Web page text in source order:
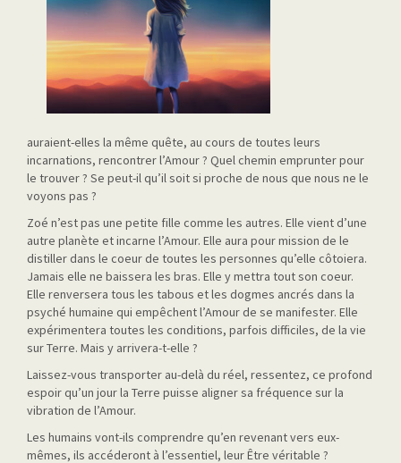
auraient-elles la même quête, au cours de toutes leurs
incarnations, rencontrer l’Amour ? Quel chemin emprunter pour
le trouver ? Se peut-il qu’il soit si proche de nous que nous ne le
voyons pas ?
Zoé n’est pas une petite fille comme les autres. Elle vient d’une
autre planète et incarne l’Amour. Elle aura pour mission de le
distiller dans le coeur de toutes les personnes qu’elle côtoiera.
Jamais elle ne baissera les bras. Elle y mettra tout son coeur.
Elle renversera tous les tabous et les dogmes ancrés dans la
psyché humaine qui empêchent l’Amour de se manifester. Elle
expérimentera toutes les conditions, parfois difficiles, de la vie
sur Terre. Mais y arrivera-t-elle ?
Laissez-vous transporter au-delà du réel, ressentez, ce profond
espoir qu’un jour la Terre puisse aligner sa fréquence sur la
vibration de l’Amour.
Les humains vont-ils comprendre qu’en revenant vers eux-
mêmes, ils accéderont à l’essentiel, leur Être véritable ?